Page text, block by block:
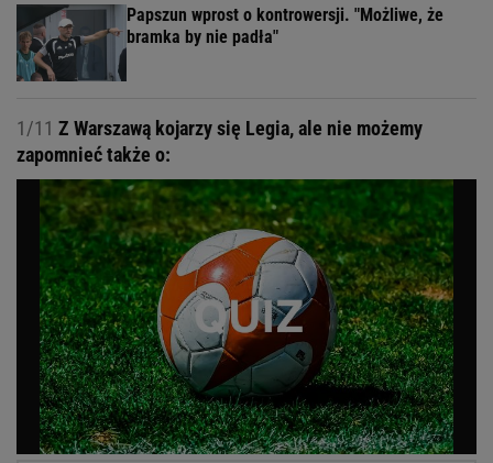
Papszun wprost o kontrowersji. "Możliwe, że
bramka by nie padła"
1/11 Z Warszawą kojarzy się Legia, ale nie możemy
zapomnieć także o: